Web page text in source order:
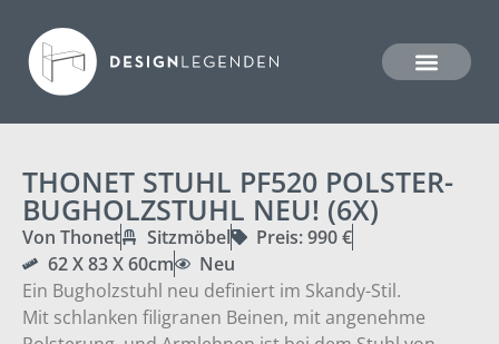
THONET STUHL PF520 POLSTER-
BUGHOLZSTUHL NEU! (6X)
Von Thonet Sitzmöbel
Preis: 990 €
62 X 83 X 60cm
Neu
Ein Bugholzstuhl neu definiert im Skandy-Stil.
Mit schlanken filigranen Beinen, mit angenehme